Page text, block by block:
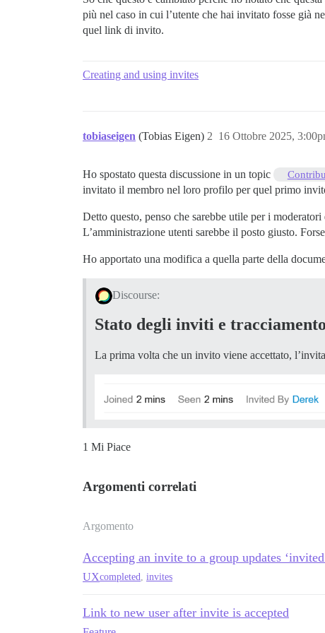
più nel caso in cui l’utente che hai invitato fosse già
quel link di invito.
Creating and using invites
tobiaseigen (Tobias Eigen) 16 Ottobre 2025,
2
Ho spostato questa discussione in un topic
invitato il membro nel loro profilo per quel primo
Detto questo, penso che sarebbe utile per i
L’amministrazione utenti sarebbe il posto giusto.
Ho apportato una modifica a quella parte della
Discourse:
Stato degli inviti e
La prima volta che un invito viene accettato,
1 Mi Piace
Argomenti correlati
Argomento
Accepting an invite to a group updates
UXcompleted, invites
Link to new user after invite is accepted